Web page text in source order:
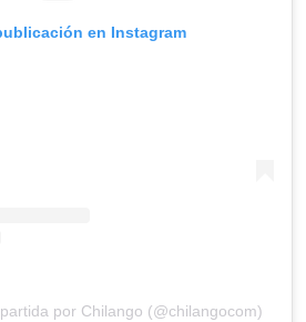
en Instagram
por Chilango (@chilangocom)